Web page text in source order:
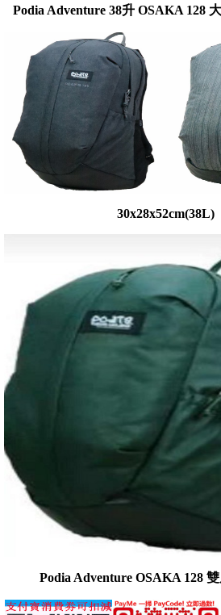
Podia Adventure 38升 OSAKA 128
30x28x52cm(38L)
Podia Adventure OSAKA 128